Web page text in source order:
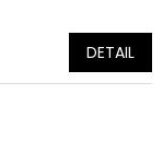
DETAIL